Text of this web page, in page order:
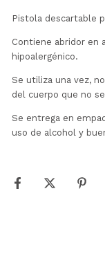
Pistola descartable
Contiene abridor en
hipoalergénico.
Se utiliza una vez,
del cuerpo que no
Se entrega en
uso de alcohol y